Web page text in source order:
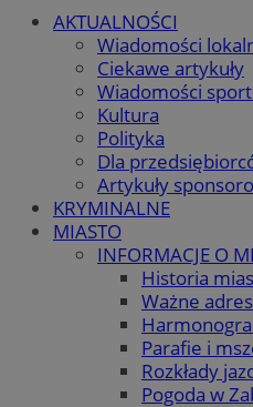
AKTUALNOŚCI
Wiadomości
Ciekawe artykuły
Wiadomości
Kultura
Polityka
Dla
Artykuły
KRYMINALNE
MIASTO
INFORMACJE O
Historia
Ważne
Parafie i
Rozkłady
Pogoda w